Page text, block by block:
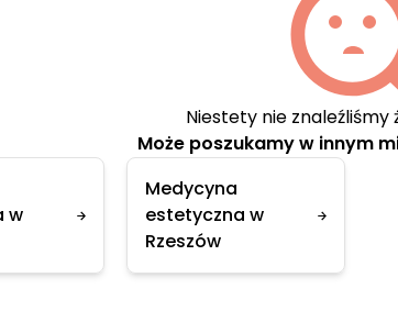
Niestety nie znaleźliśmy
Może poszukamy w innym
w
Medycyna
estetyczna w
Rzeszów